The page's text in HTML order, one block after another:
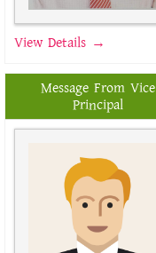
View Details →
Message From Vice
Principal